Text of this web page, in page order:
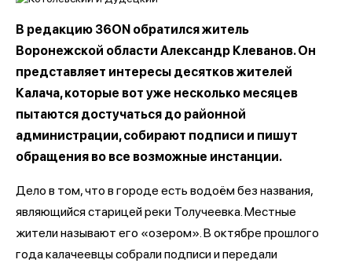
В редакцию 36ON обратился житель
Воронежской области Александр Клеванов. Он
представляет интересы десятков жителей
Калача, которые вот уже несколько месяцев
пытаются достучаться до районной
администрации, собирают подписи и пишут
обращения во все возможные инстанции.
Дело в том, что в городе есть водоём без названия,
являющийся старицей реки Толучеевка. Местные
жители называют его «озером». В октябре прошлого
года калачеевцы собрали подписи и передали